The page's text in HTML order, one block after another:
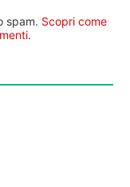
spam. Scopri come
.